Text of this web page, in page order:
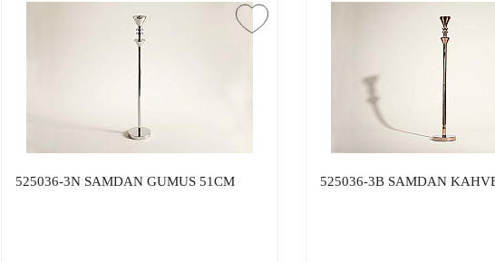
525036-3N SAMDAN GUMUS 51CM 525036-3B SAMDAN